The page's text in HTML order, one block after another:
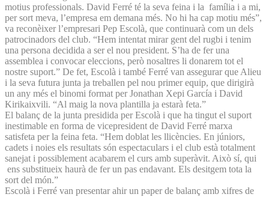
motius professionals. David Ferré té la seva feina i la família i a mi,
per sort meva, l’empresa em demana més. No hi ha cap motiu més”,
va reconèixer l’empresari Pep Escolà, que continuarà com un dels
patrocinadors del club. “Hem intentat mirar gent del rugbi i tenim
una persona decidida a ser el nou president. S’ha de fer una
assemblea i convocar eleccions, però nosaltres li donarem tot el
nostre suport.” De fet, Escolà i també Ferré van assegurar que Alieu
i la seva futura junta ja treballen pel nou primer equip, que dirigirà
un any més el binomi format per Jonathan Xepi García i David
Kirikaixvili. “Al maig la nova plantilla ja estarà feta.”
El balanç de la junta presidida per Escolà i que ha tingut el suport
inestimable en forma de vicepresident de David Ferré marxa
satisfeta per la feina feta. “Hem doblat les llicències. En júniors,
cadets i noies els resultats són espectaculars i el club està totalment
sanejat i possiblement acabarem el curs amb superàvit. Això sí, qui
ens substitueix haurà de fer un pas endavant. Els desitgem tota la
sort del món.”
Escolà i Ferré van presentar ahir un paper de balanç amb xifres de